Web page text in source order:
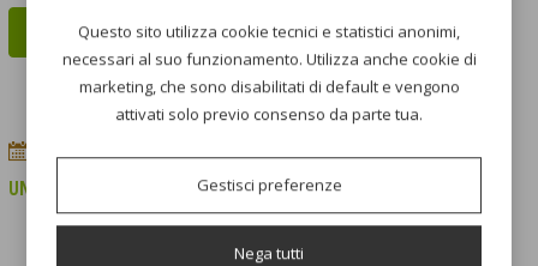
CONTINUA A LEGGERE...
UNA VENTATA DI ARIA FRESCA
Questo sito utilizza cookie tecnici e statistici anonimi,
necessari al suo funzionamento. Utilizza anche cookie di
marketing, che sono disabilitati di default e vengono
attivati solo previo consenso da parte tua.
Gestisci preferenze
Nega tutti